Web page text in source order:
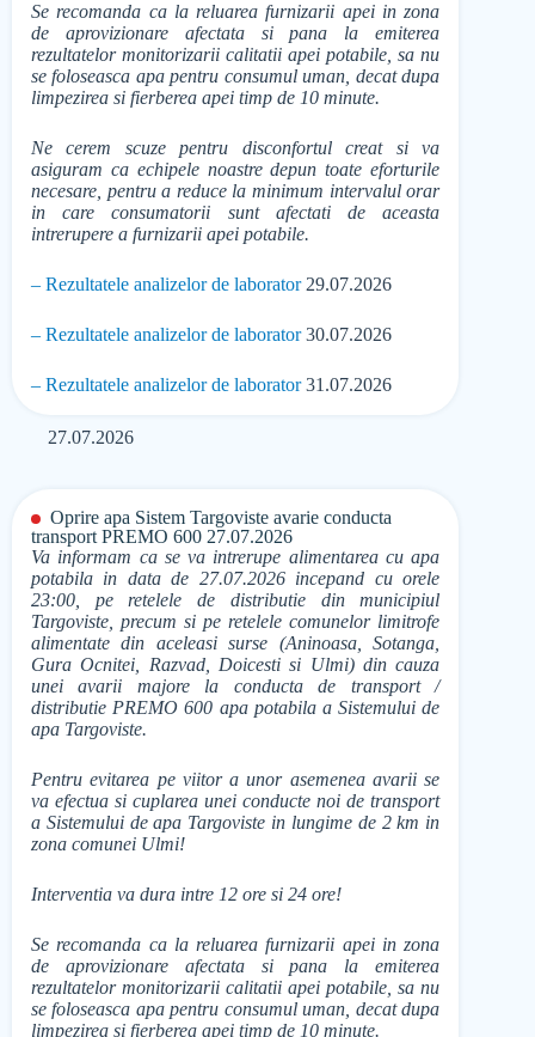
Se recomanda ca la reluarea furnizarii apei in zona
de aprovizionare afectata si pana la emiterea
rezultatelor monitorizarii calitatii apei potabile, sa nu
se foloseasca apa pentru consumul uman, decat dupa
limpezirea si fierberea apei timp de 10 minute.
Ne cerem scuze pentru disconfortul creat si va
asiguram ca echipele noastre depun toate eforturile
necesare, pentru a reduce la minimum intervalul orar
in care consumatorii sunt afectati de aceasta
intrerupere a furnizarii apei potabile.
– Rezultatele analizelor de laborator29.07.2026
– Rezultatele analizelor de laborator30.07.2026
– Rezultatele analizelor de laborator31.07.2026
27.07.2026
Oprire apa Sistem Targoviste avarie conducta
transport PREMO 600 27.07.2026
Va informam ca se va intrerupe alimentarea cu apa
potabila in data de 27.07.2026 incepand cu orele
23:00, pe retelele de distributie din municipiul
Targoviste, precum si pe retelele comunelor limitrofe
alimentate din aceleasi surse (Aninoasa, Sotanga,
Gura Ocnitei, Razvad, Doicesti si Ulmi) din cauza
unei avarii majore la conducta de transport /
distributie PREMO 600 apa potabila a Sistemului de
apa Targoviste.
Pentru evitarea pe viitor a unor asemenea avarii se
va efectua si cuplarea unei conducte noi de transport
a Sistemului de apa Targoviste in lungime de 2 km in
zona comunei Ulmi!
Interventia va dura intre 12 ore si 24 ore!
Se recomanda ca la reluarea furnizarii apei in zona
de aprovizionare afectata si pana la emiterea
rezultatelor monitorizarii calitatii apei potabile, sa nu
se foloseasca apa pentru consumul uman, decat dupa
limpezirea si fierberea apei timp de 10 minute.